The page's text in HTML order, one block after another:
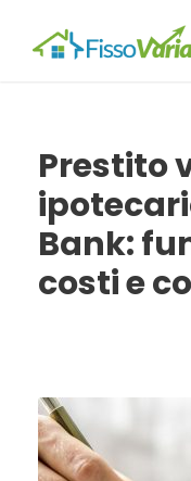
Prestito
Bank:
costi e